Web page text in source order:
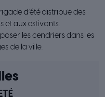
d’été distribue des
et aux estivants.
les cendriers dans les
de la ville.